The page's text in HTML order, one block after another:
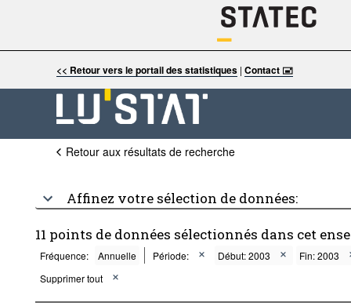
<< Retour vers le portail des statistiques |Contact 🖃
Retour aux résultats de recherche
Affinez votre sélection de données:
11 points de données sélectionnés dans cet
Fréquence: Annuelle Période: Début: 2003
Fin: 2003
Supprimer tout